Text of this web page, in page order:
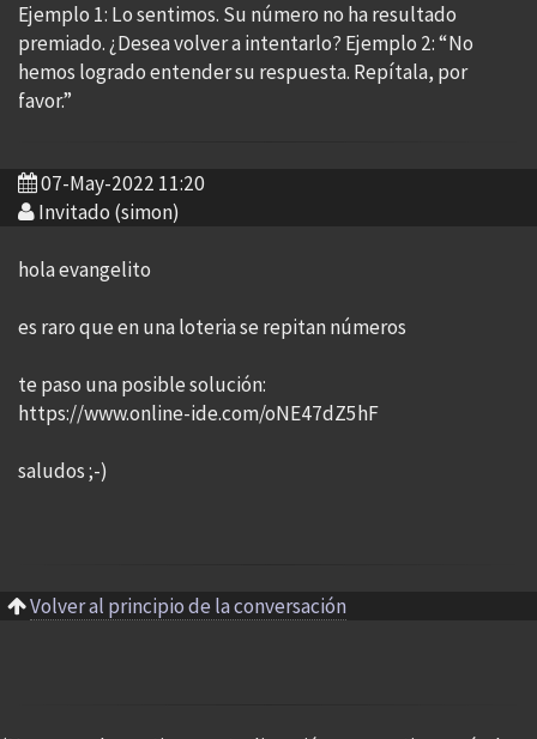
Ejemplo 1: Lo sentimos. Su número no ha resultado
premiado. ¿Desea volver a intentarlo? Ejemplo 2: “No
hemos logrado entender su respuesta. Repítala, por
favor.”
07-May-2022 11:20
Invitado (simon)
hola evangelito
es raro que en una loteria se repitan números
te paso una posible solución:
https://www.online-ide.com/oNE47dZ5hF
saludos ;-)
Volver al principio de la conversación